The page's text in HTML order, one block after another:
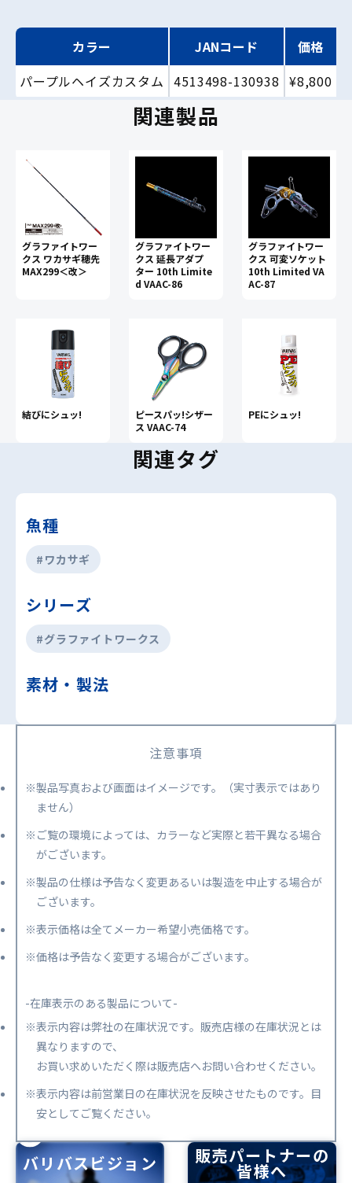
カラー JANコード
価格
パープルヘイズカスタム 4513498-130938 ¥8,800
関連製品
グラファイトワー
クス ワカサギ穂先
MAX299＜改＞
グラファイトワー
クス 延長アダプ
ター 10th Limite
d VAAC-86
グラファイトワー
クス 可変ソケット
10th Limited VA
AC-87
結びにシュッ!
ピースパッ!シザー
ス VAAC-74
PEにシュッ!
関連タグ
魚種
#ワカサギ
シリーズ
#グラファイトワークス
素材・製法
注意事項
※製品写真および画面はイメージです。（実寸表示ではあり
ません）
※ご覧の環境によっては、カラーなど実際と若干異なる場合
がございます。
※製品の仕様は予告なく変更あるいは製造を中止する場合が
ございます。
※表示価格は全てメーカー希望小売価格です。
※価格は予告なく変更する場合がございます。
-在庫表示のある製品について-
※表示内容は弊社の在庫状況です。販売店様の在庫状況とは
異なりますので、
お買い求めいただく際は販売店へお問い合わせください。
※表示内容は前営業日の在庫状況を反映させたものです。目
安としてご覧ください。
バリバスビジョン 販売パートナーの
皆様へ